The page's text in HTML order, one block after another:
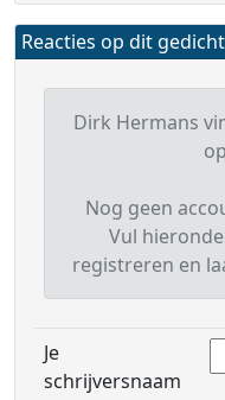
Reacties op dit gedicht
Dirk Hermans
Nog geen
Vul
registreren en
Je
schrijversnaam